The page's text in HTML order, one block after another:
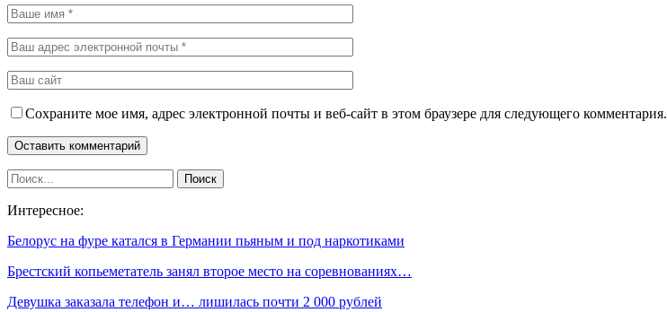
Сохраните мое имя, адрес электронной почты и веб-сайт в этом браузере для следующего комментария.
Интересное:
Белорус на фуре катался в Германии пьяным и под наркотиками
Брестский копьеметатель занял второе место на соревнованиях…
Девушка заказала телефон и… лишилась почти 2 000 рублей